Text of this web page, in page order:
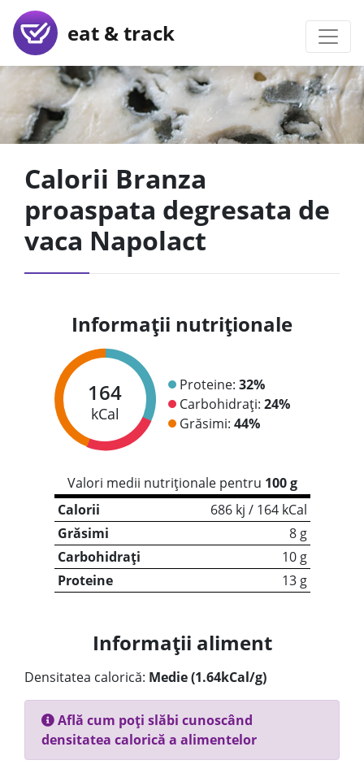
eat & track
Calorii Branza
proaspata degresata de
vaca Napolact
Informații nutriționale
164
kCal
Proteine: 32%
Carbohidrați: 24%
Grăsimi: 44%
Valori medii nutriționale pentru 100 g
Calorii
686 kj / 164 kCal
Grăsimi
8 g
Carbohidrați
10 g
Proteine
13 g
Informații aliment
Densitatea calorică: Medie (1.64kCal/g)
Află cum poți slăbi cunoscând
densitatea calorică a alimentelor